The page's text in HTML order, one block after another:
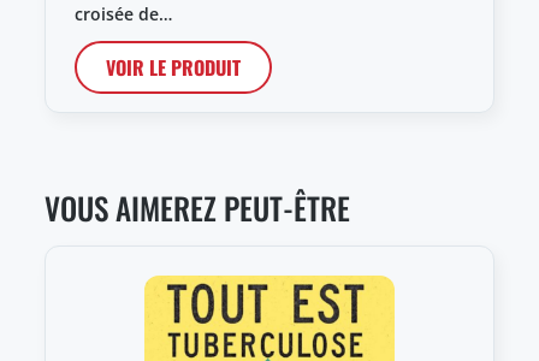
croisée de…
VOIR LE PRODUIT
VOUS AIMEREZ PEUT-ÊTRE